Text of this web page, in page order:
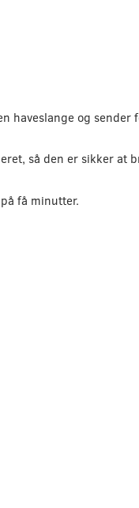
haveslange og
så den er sikker at
få minutter.